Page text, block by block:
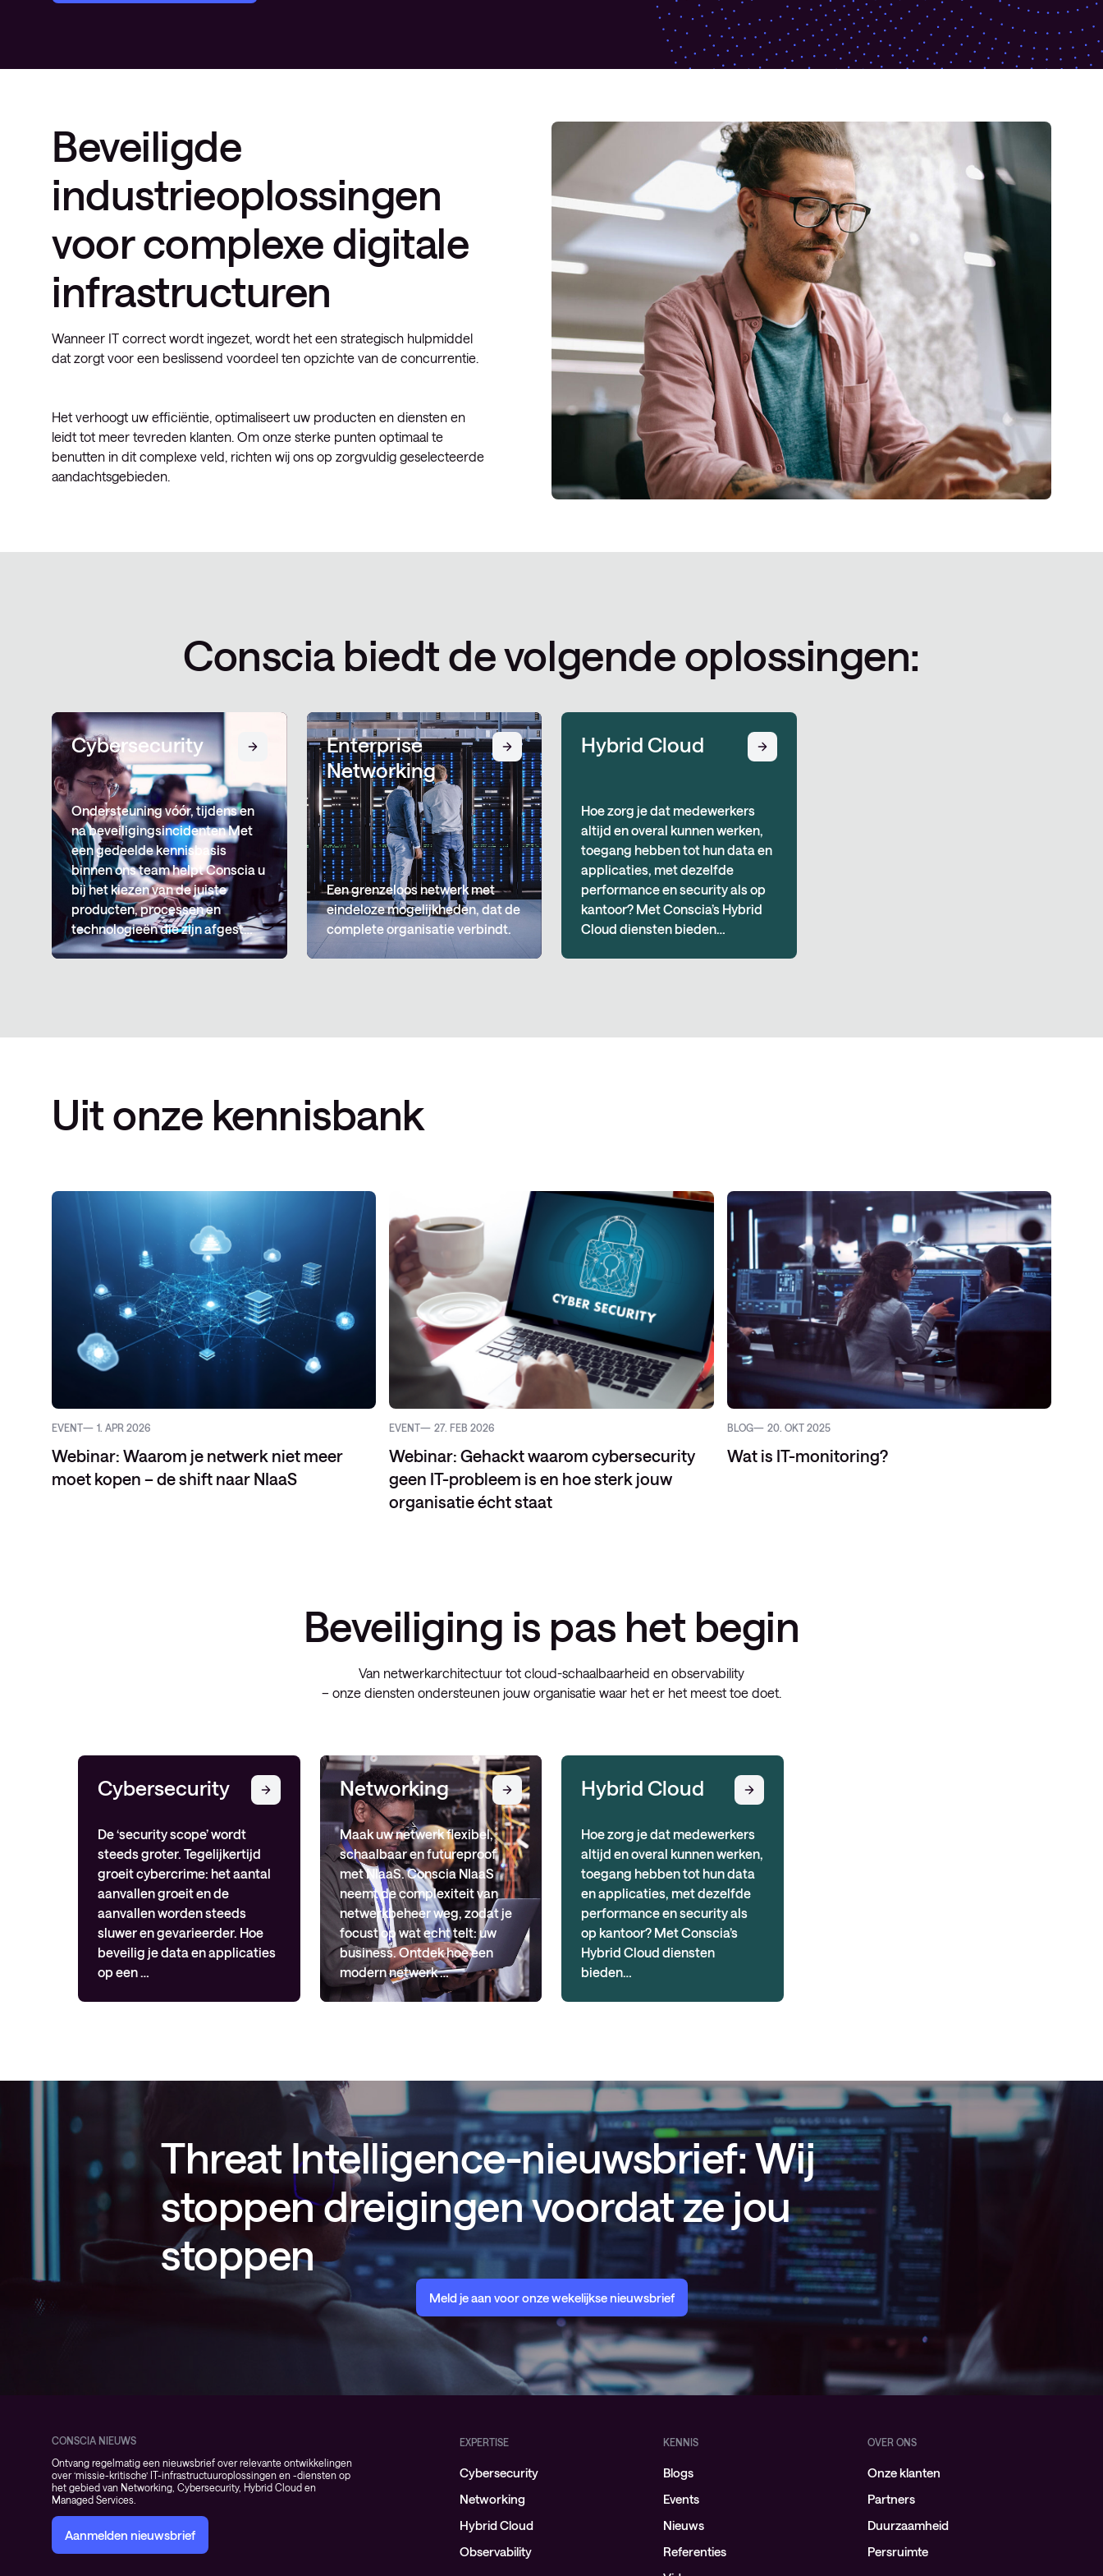
Beveiligde
industrieoplossingen
voor complexe digitale
infrastructuren
Wanneer IT correct wordt ingezet, wordt het een strategisch hulpmiddel
dat zorgt voor een beslissend voordeel ten opzichte van de concurrentie.
Het verhoogt uw efficiëntie, optimaliseert uw producten en diensten en
leidt tot meer tevreden klanten. Om onze sterke punten optimaal te
benutten in dit complexe veld, richten wij ons op zorgvuldig geselecteerde
aandachtsgebieden.
Conscia biedt de volgende oplossingen:
Cybersecurity
Ondersteuning vóór, tijdens en
na beveiligingsincidenten Met
een gedeelde kennisbasis
binnen ons team helpt Conscia u
bij het kiezen van de juiste
producten, processen en
technologieën die zijn afgest…
Enterprise
Networking
Een grenzeloos netwerk met
eindeloze mogelijkheden, dat de
complete organisatie verbindt.
Hybrid Cloud
Hoe zorg je dat medewerkers
altijd en overal kunnen werken,
toegang hebben tot hun data en
applicaties, met dezelfde
performance en security als op
kantoor? Met Conscia’s Hybrid
Cloud diensten bieden…
Uit onze kennisbank
EVENT 1. APR 2026
Webinar: Waarom je netwerk niet meer
moet kopen – de shift naar NIaaS
EVENT 27. FEB 2026
Webinar: Gehackt waarom cybersecurity
geen IT-probleem is en hoe sterk jouw
organisatie écht staat
BLOG 20. OKT 2025
Wat is IT-monitoring?
Beveiliging is pas het begin
Van netwerkarchitectuur tot cloud-schaalbaarheid en observability
– onze diensten ondersteunen jouw organisatie waar het er het meest toe doet.
Cybersecurity
De ‘security scope’ wordt
steeds groter. Tegelijkertijd
groeit cybercrime: het aantal
aanvallen groeit en de
aanvallen worden steeds
sluwer en gevarieerder. Hoe
beveilig je data en applicaties
op een …
Networking
Maak uw netwerk flexibel,
schaalbaar en futureproof
met NIaaS. Conscia NIaaS
neemt de complexiteit van
netwerkbeheer weg, zodat je
focust op wat echt telt: uw
business. Ontdek hoe een
modern netwerk …
Hybrid Cloud
Hoe zorg je dat medewerkers
altijd en overal kunnen werken,
toegang hebben tot hun data
en applicaties, met dezelfde
performance en security als
op kantoor? Met Conscia’s
Hybrid Cloud diensten
bieden…
Threat Intelligence-nieuwsbrief: Wij
stoppen dreigingen voordat ze jou
stoppen
Meld je aan voor onze wekelijkse nieuwsbrief
CONSCIA NIEUWS
Ontvang regelmatig een nieuwsbrief over relevante ontwikkelingen
over ‘missie-kritische’ IT-infrastructuuroplossingen en -diensten op
het gebied van Networking, Cybersecurity, Hybrid Cloud en
Managed Services.
Aanmelden nieuwsbrief
EXPERTISE
Cybersecurity
Networking
Hybrid Cloud
Observability
KENNIS
Blogs
Events
Nieuws
Referenties
OVER ONS
Onze klanten
Partners
Duurzaamheid
Persruimte